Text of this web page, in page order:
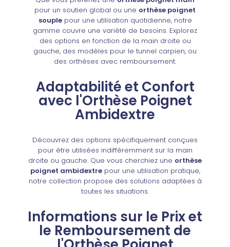
pour un soutien global ou une orthèse poignet
souplepour une utilisation quotidienne, notre
gamme couvre une variété de besoins. Explorez
des options en fonction de la main droite ou
gauche, des modèles pour le tunnel carpien, ou
des orthèses avec remboursement.
Adaptabilité et Confort
avec l'Orthèse Poignet
Ambidextre
Découvrez des options spécifiquement conçues
pour être utilisées indifféremment sur la main
droite ou gauche. Que vous cherchiez une orthèse
poignet ambidextrepour une utilisation pratique,
notre collection propose des solutions adaptées à
toutes les situations.
Informations sur le Prix et
le Remboursement de